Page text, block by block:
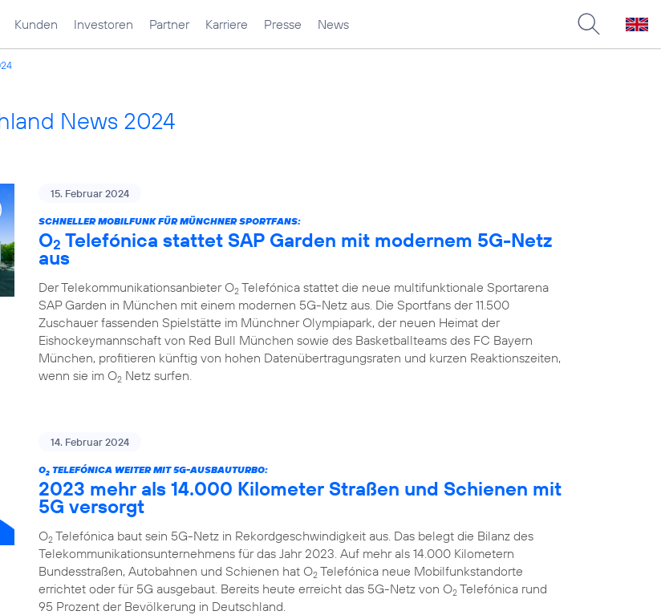
Kunden Investoren Partner Karriere Presse News
News 2024
15. Februar 2024
SCHNELLER MOBILFUNK FÜR MÜNCHNER SPORTFANS:
O2 Telefónica stattet SAP Garden mit modernem 5G-Netz
aus
Der Telekommunikationsanbieter O2 Telefónica stattet die neue multifunktionale Sportarena
SAP Garden in München mit einem modernen 5G-Netz aus. Die Sportfans der 11.500
Zuschauer fassenden Spielstätte im Münchner Olympiapark, der neuen Heimat der
Eishockeymannschaft von Red Bull München sowie des Basketballteams des FC Bayern
München, profitieren künftig von hohen Datenübertragungsraten und kurzen Reaktionszeiten,
wenn sie im O2 Netz surfen.
14. Februar 2024
O2 TELEFÓNICA WEITER MIT 5G-AUSBAUTURBO:
2023 mehr als 14.000 Kilometer Straßen und Schienen mit
5G versorgt
O2 Telefónica baut sein 5G-Netz in Rekordgeschwindigkeit aus. Das belegt die Bilanz des
Telekommunikationsunternehmens für das Jahr 2023. Auf mehr als 14.000 Kilometern
Bundesstraßen, Autobahnen und Schienen hat O2 Telefónica neue Mobilfunkstandorte
errichtet oder für 5G ausgebaut. Bereits heute erreicht das 5G-Netz von O2 Telefónica rund
95 Prozent der Bevölkerung in Deutschland.